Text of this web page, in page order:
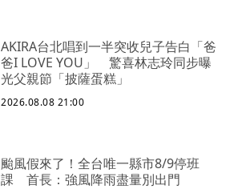
AKIRA台北唱到一半突收兒子告白「爸
爸I LOVE YOU」 驚喜林志玲同步曝
光父親節「披薩蛋糕」
2026.08.08 21:00
颱風假來了！全台唯一縣市8/9停班
課 首長：強風降雨盡量別出門